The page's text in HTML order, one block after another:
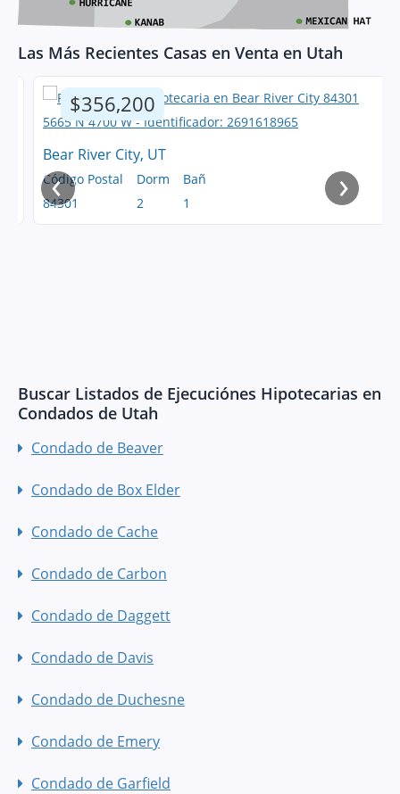
Las Más Recientes Casas en Venta en Utah
$356,200
Bear River City, UT
Código Postal
84301
Dorm
Bañ
‹ ›
Buscar Listados de Ejecuciónes Hipotecarias en
Condados de Utah
Condado de Beaver
Condado de Box Elder
Condado de Cache
Condado de Carbon
Condado de Daggett
Condado de Davis
Condado de Duchesne
Condado de Emery
Condado de Garfield